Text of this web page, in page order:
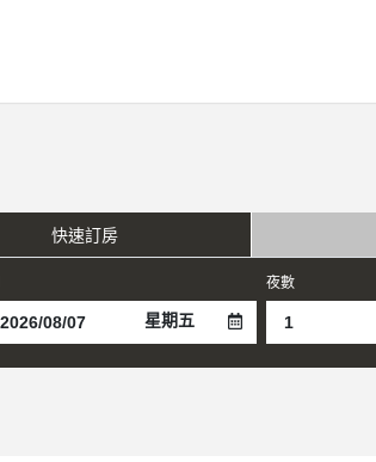
快速訂房
星期五
夜數